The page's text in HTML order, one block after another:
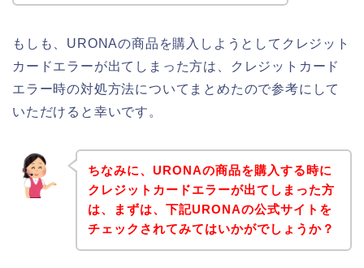
もしも、URONAの商品を購入しようとしてクレジット
カードエラーが出てしまった方は、クレジットカード
エラー時の対処方法についてまとめたので参考にして
いただけると幸いです。
ちなみに、URONAの商品を購入する時に
クレジットカードエラーが出てしまった方
は、まずは、下記URONAの公式サイトを
チェックされてみてはいかがでしょうか？